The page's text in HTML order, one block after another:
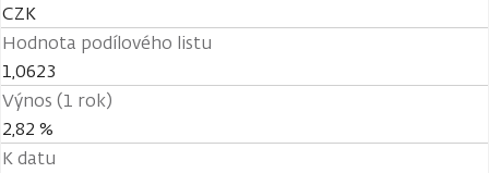
CZK
Hodnota podílového listu
1,0623
Výnos (1 rok)
2,82 %
K datu